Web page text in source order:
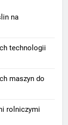
na
technologii
maszyn do
rolniczymi